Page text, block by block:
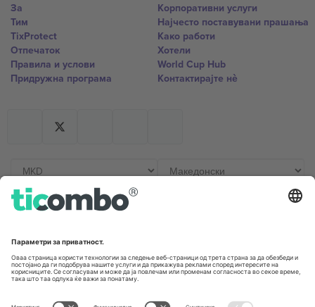
За
Тим
TixProtect
Отпечаток
Правила и услови
Придружна програма
Корпоративни услуги
Најчесто поставувани прашања
Како работи
Хотели
World Cup Hub
Контактирајте нѐ
Unter den Linden 24, 10117
Berlin, Germany
167 City Road, London, Greater
Kingdom